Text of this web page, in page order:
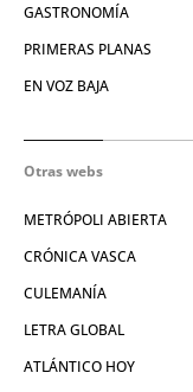
GASTRONOMÍA
PRIMERAS PLANAS
EN VOZ BAJA
Otras webs
METRÓPOLI ABIERTA
CRÓNICA VASCA
CULEMANÍA
LETRA GLOBAL
ATLÁNTICO HOY